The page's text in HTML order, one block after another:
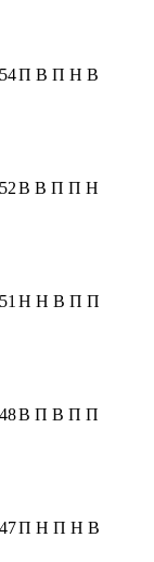
54П В П Н В
52В В П П Н
51 Н Н В П П
48В П В П П
47П Н П Н В